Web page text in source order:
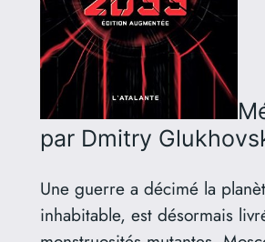
par Dmitry
Une guerre a décimé la
inhabitable, est désormais